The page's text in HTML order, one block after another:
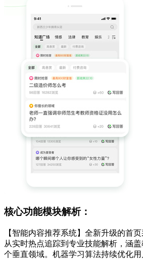
核心功能模块解析：
【智能内容推荐系统】全新升级的首
从实时热点追踪到专业技能解析，涵
个垂直领域。机器学习算法持续优化